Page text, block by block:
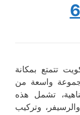
تتمتع بمكانة
واسعة من
تشمل هذه
وتركيب